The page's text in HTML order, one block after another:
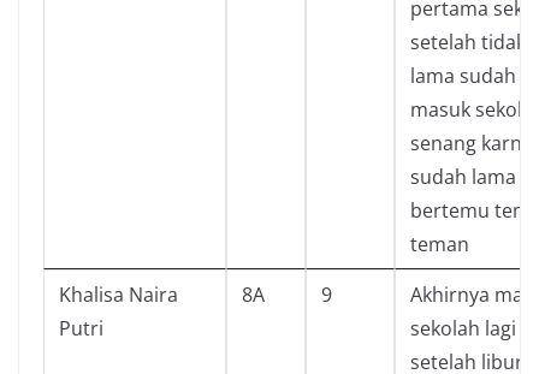
pertama
setelah tidak
lama sudah
masuk
senang karna
sudah lama
bertemu
teman
Khalisa Naira
Putri
8A 9
Akhirnya
sekolah lagi
setelah libur 1